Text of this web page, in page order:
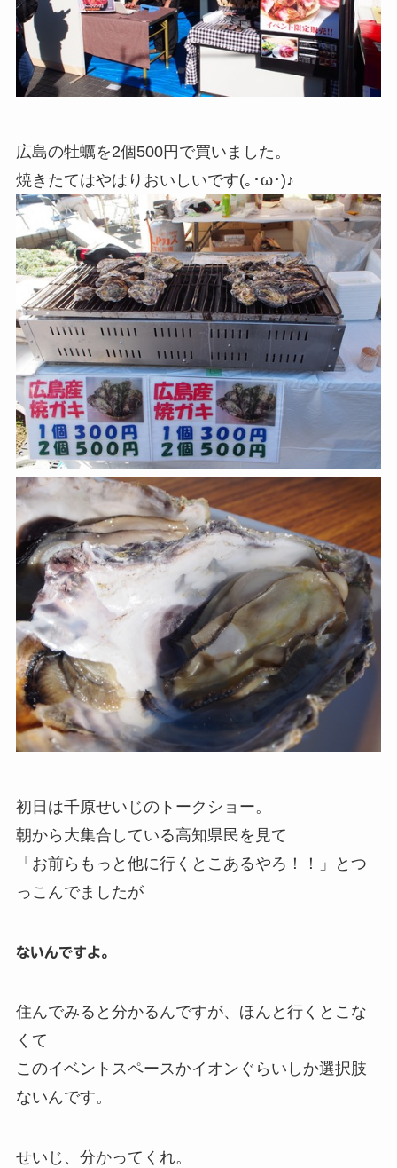
広島の牡蠣を2個500円で買いました。
焼きたてはやはりおいしいです(｡･ω･)♪
初日は千原せいじのトークショー。
朝から大集合している高知県民を見て
「お前らもっと他に行くとこあるやろ！！」とつ
っこんでましたが
ないんですよ。
住んでみると分かるんですが、ほんと行くとこな
くて
このイベントスペースかイオンぐらいしか選択肢
ないんです。
せいじ、分かってくれ。